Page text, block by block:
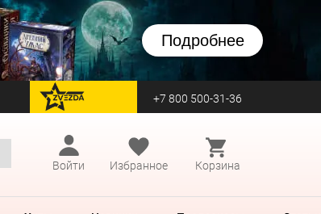
Подробнее
перейти на Zvezda +7 800 500-31-36
Войти
Избранное Корзина